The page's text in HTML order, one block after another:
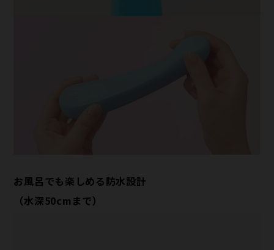
お風呂でも楽しめる防水設計
（水深50cmまで）